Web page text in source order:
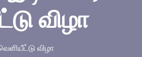
விழா
விழா